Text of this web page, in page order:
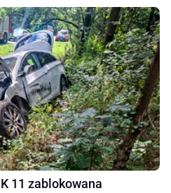
11 zablokowana